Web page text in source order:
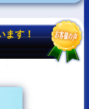
ます！